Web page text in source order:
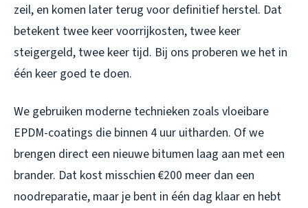
zeil, en komen later terug voor definitief herstel. Dat
betekent twee keer voorrijkosten, twee keer
steigergeld, twee keer tijd. Bij ons proberen we het in
één keer goed te doen.
We gebruiken moderne technieken zoals vloeibare
EPDM-coatings die binnen 4 uur uitharden. Of we
brengen direct een nieuwe bitumen laag aan met een
brander. Dat kost misschien €200 meer dan een
noodreparatie, maar je bent in één dag klaar en hebt